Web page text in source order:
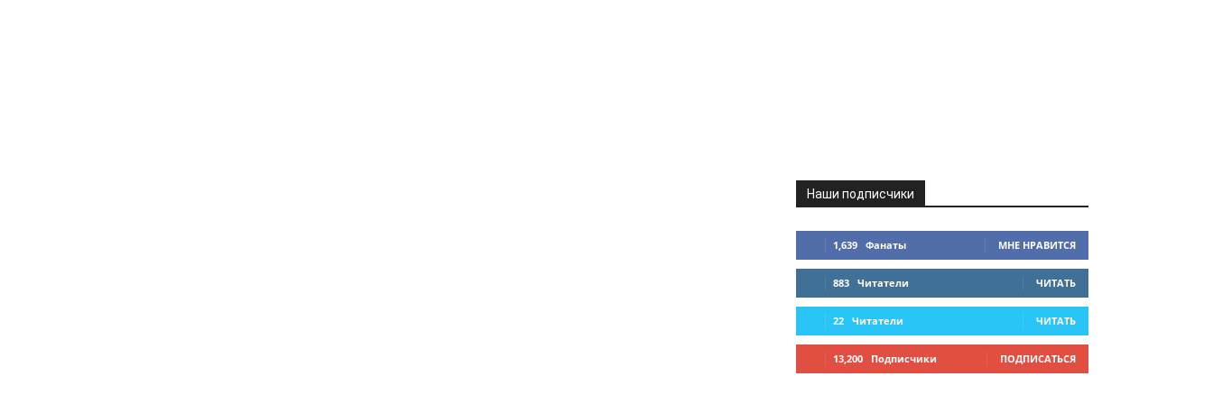
Наши подписчики
1,639 Фанаты МНЕ НРАВИТСЯ
883 Читатели ЧИТАТЬ
22 Читатели ЧИТАТЬ
13,200 Подписчики ПОДПИСАТЬСЯ